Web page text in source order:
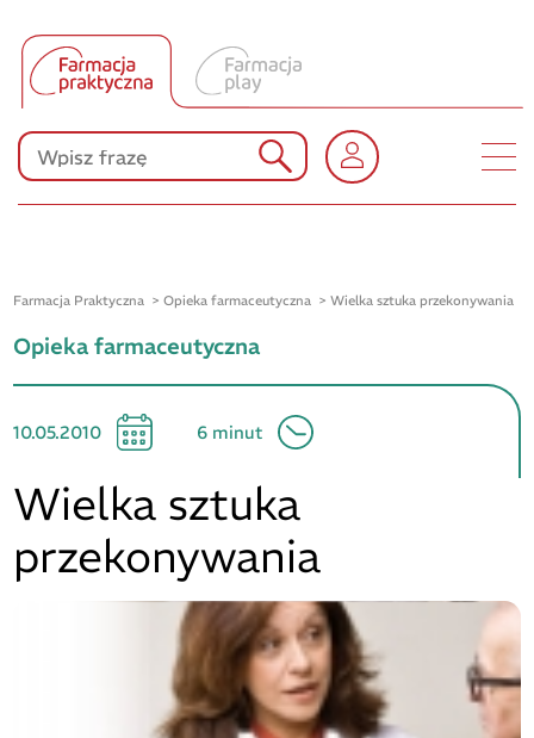
Produkty Polpharmy
KONKURSY
Farmacja Praktyczna Opieka farmaceutyczna Wielka sztuka przekonywania
Opieka farmaceutyczna
10.05.2010 6 minut
Wielka sztuka
przekonywania